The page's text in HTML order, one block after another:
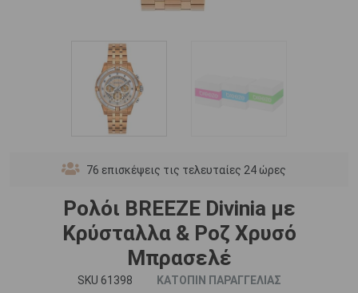
76 επισκέψεις τις τελευταίες 24 ώρες
Ρολόι BREEZE Divinia με
Κρύσταλλα & Ροζ Χρυσό
Μπρασελέ
SKU 61398
ΚΑΤΟΠΙΝ ΠΑΡΑΓΓΕΛΙΑΣ